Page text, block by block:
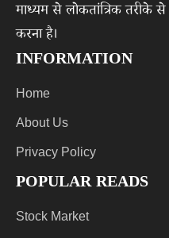
माध्यम से लोकतांत्रिक तरीके से
करना है।
INFORMATION
Home
About Us
Privacy Policy
POPULAR READS
Stock Market